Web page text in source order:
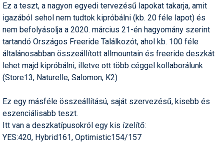
Sífutás
Síléc
Síoktatás
Síszerviz
Sítechnika
Ez a teszt, a nagyon egyedi tervezésű lapokat takarja, amit
igazából sehol nem tudtok kipróbálni (kb. 20 féle lapot) és
nem befolyásolja a 2020. március 21-én hagyomány szerint
tartandó Országos Freeride Találkozót, ahol kb. 100 féle
általánosabban összeállított allmountain és freeride deszkát
lehet majd kipróbálni, illetve ott több céggel kollaborálunk
(Store13, Naturelle, Salomon, K2)
Ez egy másféle összeállítású, saját szervezésű, kisebb és
eszenciálisabb teszt.
Itt van a deszkatípusokról egy kis ízelítő:
YES:420, Hybrid161, Optimistic154/157